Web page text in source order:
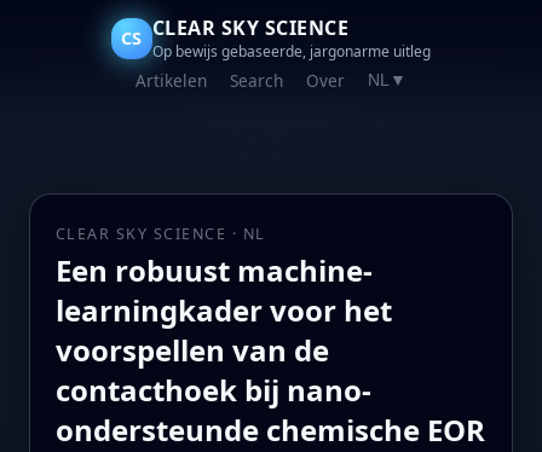
CS CLEAR SKY SCIENCE
Op bewijs gebaseerde, jargonarme uitleg
Artikelen Search Over NL ▼
CLEAR SKY SCIENCE · NL
Een robuust machine-
learningkader voor het
voorspellen van de
contacthoek bij nano-
ondersteunde chemische EOR